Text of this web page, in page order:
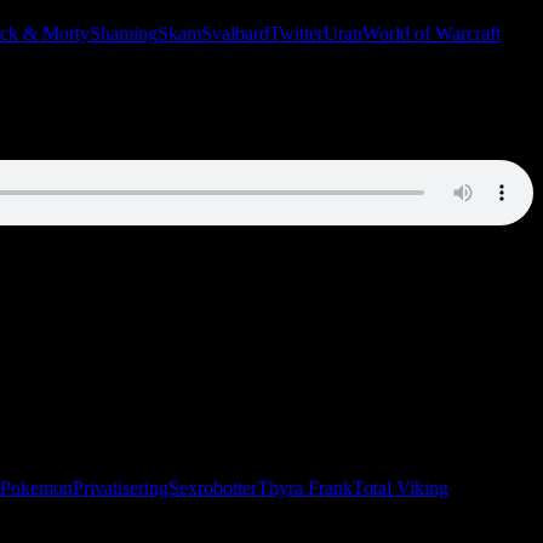
& MortyShamingSkamSvalbardTwitterUranWorld of Warcraft
PokemonPrivatiseringSexrobotterThyra FrankTotal Viking